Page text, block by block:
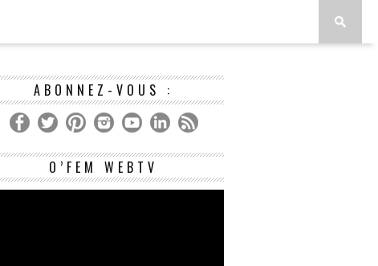
ABONNEZ-VOUS :
O’FEM WEBTV
Lecteur